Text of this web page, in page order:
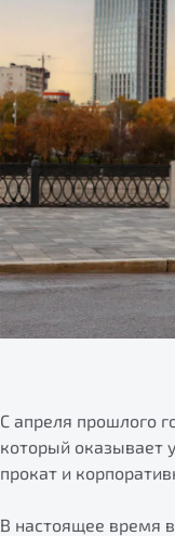
С апреля прошлого
который оказывает
прокат и
В настоящее время